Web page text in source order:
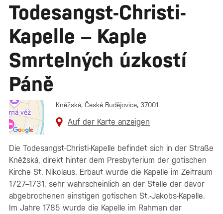
Todesangst-Christi-
Kapelle – Kaple
Smrtelných úzkostí
Páně
Kněžská, České Budějovice, 37001
Auf der Karte anzeigen
Die Todesangst-Christi-Kapelle befindet sich in der Straße
Kněžská, direkt hinter dem Presbyterium der gotischen
Kirche St. Nikolaus. Erbaut wurde die Kapelle im Zeitraum
1727–1731, sehr wahrscheinlich an der Stelle der davor
abgebrochenen einstigen gotischen St.-Jakobs-Kapelle.
Im Jahre 1785 wurde die Kapelle im Rahmen der